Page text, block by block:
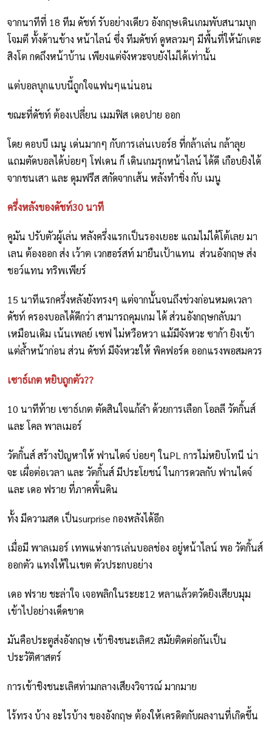
จากนาทีที่ 18 ทีม ดัชท์ รับอย่างเดียว อังกฤษเดินเกมพับสนามบุก
โจมตี ทั้งด้านข้าง หน้าไลน์ ซึ่ง ทีมดัชท์ ดูหลวมๆ มีพื้นที่ให้นักเตะ
สิงโต กดถึงหน้าบ้าน เพียงแต่จังหวะจบยังไม่ได้เท่านั้น
แต่บอลบุกแบบนี้ถูกใจแฟนๆแน่นอน
ขณะที่ดัชท์ ต้องเปลี่ยน เมมฟิส เดอปาย ออก
โดย คอบบี เมนู เด่นมากๆ กับการเล่นเบอร์8 ที่กล้าเล่น กล้าลุย
แถมตัดบอลได้บ่อยๆ โฟเดน ก็ เดินเกมรุกหน้าไลน์ ได้ดี เกือบยิงได้
จากชนเสา และ ดุมฟรีส สกัดจากเส้น หลังทำชิ่ง กับ เมนู
ครึ่งหลังของดัชท์30 นาที
คูมัน ปรับตัวผู้เล่น หลังครึ่งแรกเป็นรองเยอะ แถมไม่ได้โต้เลย มา
เลน ต้องออก ส่ง เว้าต เวกฮอร์สท์ มายืนเป้าแทน ส่วนอังกฤษ ส่ง
ชอว์แทน ทริพเพียร์
15 นาทีแรกครึ่งหลังยังทรงๆ แต่จากนั้นจนถึงช่วงก่อนหมดเวลา
ดัชท์ ครองบอลได้ดีกว่า สามารถคุมเกม ได้ ส่วนอังกฤษกลับมา
เหมือนเดิม เน้นเพลย์ เซฟ ไม่หวือหวา แม้มีจังหวะ ซาก้า ยิงเข้า
แต่ล้ำหน้าก่อน ส่วน ดัชท์ มีจังหวะให้ พิคฟอร์ด ออกแรงพอสมควร
เซาธ์เกต หยิบถูกตัว??
10 นาทีท้าย เซาธ์เกต ตัดสินใจแก้ลำ ด้วยการเลือก โอลลี วัตกิ้นส์
และ โคล พาลเมอร์
วัตกิ้นส์ สร้างปัญหาให้ ฟานไดจ์ บ่อยๆ ในPL การไม่หยิบโทนี น่า
จะ เผื่อต่อเวลา และ วัตกิ้นส์ มีประโยชน์ ในการดวลกับ ฟานไดจ์
และ เดอ ฟราย ที่ภาคพิ้นดิน
ทั้ง มีความสด เป็นsurprise กองหลังได้อีก
เมื่อมี พาลเมอร์ เทพแห่งการเล่นบอลช่อง อยู่หน้าไลน์ พอ วัตกิ้นส์
ออกตัว แทงให้ในเขต ตัวประกบอย่าง
เดอ ฟราย ชะล่าใจ เจอพลิกในระยะ12 หลาแล้วตวัดยิงเสียบมุม
เข้าไปอย่างเด็ดขาด
มันคือประตูส่งอังกฤษ เข้าชิงชนะเลิศ2 สมัยติดต่อกันเป็น
ประวัติศาสตร์
การเข้าชิงชนะเลิศท่ามกลางเสียงวิจารณ์ มากมาย
ไร้ทรง บ้าง อะไรบ้าง ของอังกฤษ ต้องให้เครดิตกับผลงานที่เกิดขึ้น